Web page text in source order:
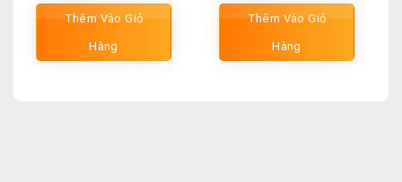
Thêm Vào Giỏ
Hàng
Thêm Vào Giỏ
Hàng